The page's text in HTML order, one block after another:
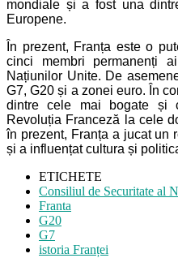
mondiale și a fost una
Europene.
În prezent, Franța este o
cinci membri permanenți
Națiunilor Unite. De
G7, G20 și a zonei euro. În
dintre cele mai bogate și
Revoluția Franceză la cele
în prezent, Franța a jucat un
și a influențat cultura și
ETICHETE
Consiliul de Securitate al
Franta
G20
G7
istoria Franței